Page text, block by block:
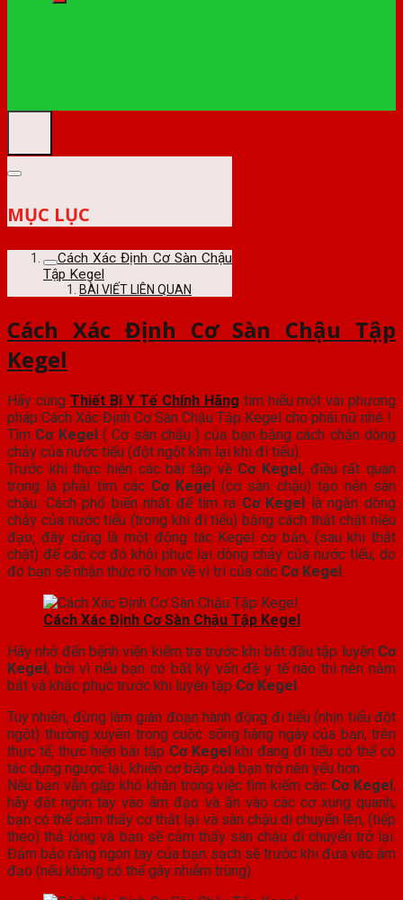
MỤC LỤC
Cách Xác Định Cơ Sàn Chậu
Tập Kegel
BÀI VIẾT LIÊN QUAN
Cách Xác Định Cơ Sàn Chậu Tập
Kegel
Hãy cùng Thiết Bị Y Tế Chính Hãng tìm hiểu một vài phương
pháp Cách Xác Định Cơ Sàn Chậu Tập Kegel cho phái nữ nhé !
Tìm Cơ Kegel( Cơ sàn chậu ) của bạn bằng cách chặn dòng
chảy của nước tiểu (đột ngột kìm lại khi đi tiểu).
Trước khi thực hiện các bài tập về Cơ Kegel, điều rất quan
trọng là phải tìm các Cơ Kegel (cơ sàn chậu) tạo nên sàn
chậu. Cách phổ biến nhất để tìm ra Cơ Kegel là ngăn dòng
chảy của nước tiểu (trong khi đi tiểu) bằng cách thắt chặt niệu
đạo, đây cũng là một động tác Kegel cơ bản, (sau khi thắt
chặt) để các cơ đó khôi phục lại dòng chảy của nước tiểu, do
đó bạn sẽ nhận thức rõ hơn về vị trí của các Cơ Kegel.
Cách Xác Định Cơ Sàn Chậu Tập Kegel
Hãy nhớ đến bệnh viện kiểm tra trước khi bắt đầu tập luyện Cơ
Kegel, bởi vì nếu bạn có bất kỳ vấn đề y tế nào thì nên nắm
bắt và khắc phục trước khi luyện tập Cơ Kegel.
Tuy nhiên, đừng làm gián đoạn hành động đi tiểu (nhịn tiểu đột
ngột) thường xuyên trong cuộc sống hàng ngày của bạn, trên
thực tế, thực hiện bài tập Cơ Kegelkhi đang đi tiểu có thể có
tác dụng ngược lại, khiến cơ bắp của bạn trở nên yếu hơn.
Nếu bạn vẫn gặp khó khăn trong việc tìm kiếm các Cơ Kegel,
hãy đặt ngón tay vào âm đạo và ấn vào các cơ xung quanh,
bạn có thể cảm thấy cơ thắt lại và sàn chậu di chuyển lên, (tiếp
theo) thả lỏng và bạn sẽ cảm thấy sàn chậu di chuyển trở lại.
Đảm bảo rằng ngón tay của bạn sạch sẽ trước khi đưa vào âm
đạo (nếu không có thể gây nhiễm trùng).